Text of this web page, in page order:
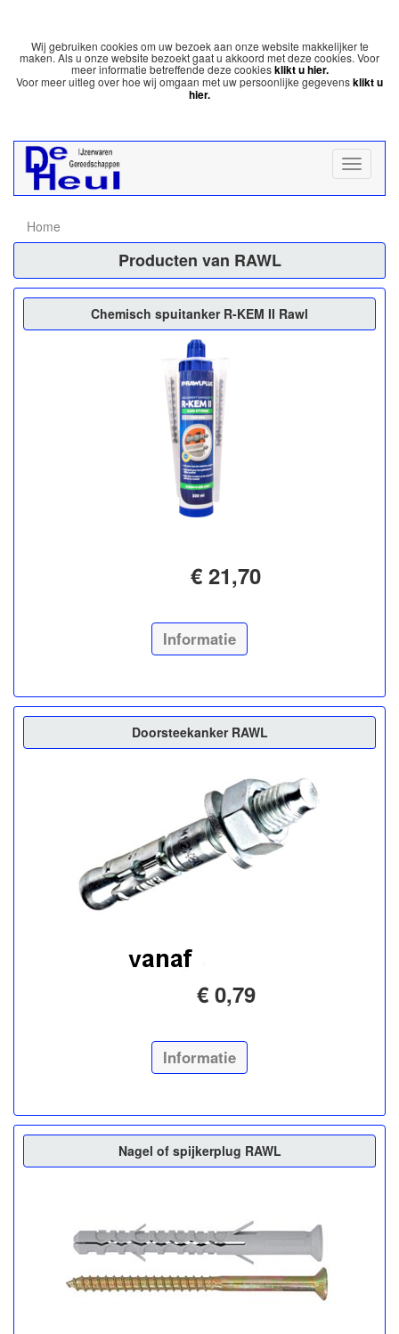
Wij gebruiken cookies om uw bezoek aan onze website makkelijker te
maken. Als u onze website bezoekt gaat u akkoord met deze cookies. Voor
meer informatie betreffende deze cookiesklikt u hier.
Voor meer uitleg over hoe wij omgaan met uw persoonlijke gegevensklikt u
hier.
Home
Producten van RAWL
Chemisch spuitanker R-KEM II Rawl
€ 21,70
Informatie
Doorsteekanker RAWL
€ 0,79
Informatie
Nagel of spijkerplug RAWL